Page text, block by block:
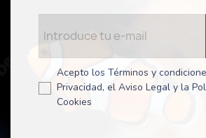
Acepto los Términos y
Privacidad, el Aviso Legal y la
Cookies